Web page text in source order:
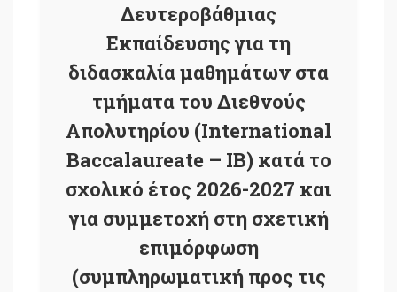
Δευτεροβάθμιας
Εκπαίδευσης για τη
διδασκαλία μαθημάτων στα
τμήματα του Διεθνούς
Απολυτηρίου (International
Baccalaureate – IB) κατά το
σχολικό έτος 2026-2027 και
για συμμετοχή στη σχετική
επιμόρφωση
(συμπληρωματική προς τις